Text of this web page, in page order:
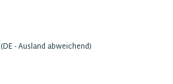
(DE - Ausland abweichend)